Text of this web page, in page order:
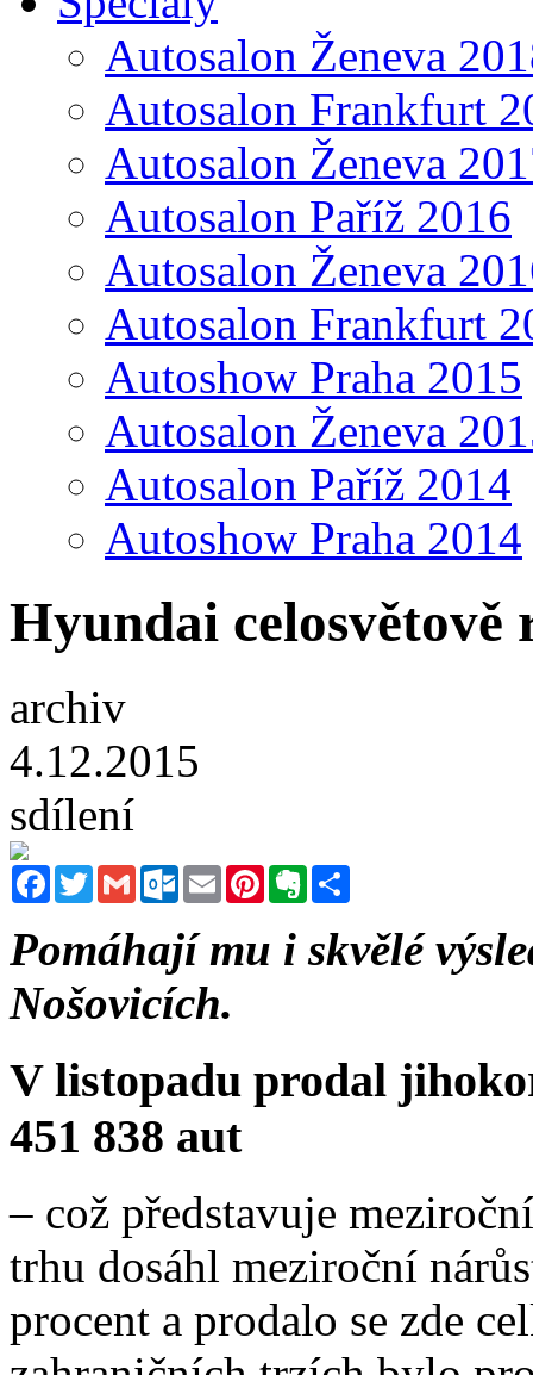
Autosalon Ženeva
Autosalon Frankfurt
Autosalon Ženeva
Autosalon Paříž 2016
Autosalon Ženeva
Autosalon Frankfurt
Autoshow Praha 2015
Autosalon Ženeva
Autosalon Paříž 2014
Autoshow Praha 2014
Hyundai celosvětově
archiv
4.12.2015
sdílení
FacebookTwitterGmail Outlook.com
Email PinterestEvernote
Pomáhají mu i skvělé
Nošovicích.
V listopadu prodal
451 838 aut
– což představuje
trhu dosáhl meziroční
procent a prodalo se zde